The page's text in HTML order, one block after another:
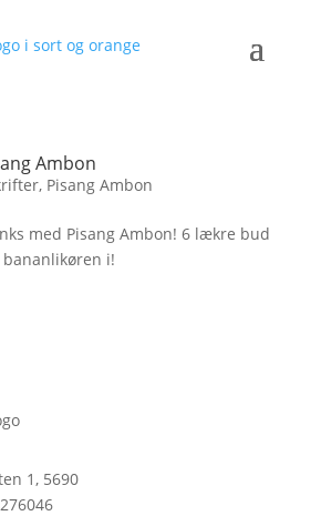
Ambon
, Pisang Ambon
med Pisang Ambon! 6 lækre bud
i!
1, 5690